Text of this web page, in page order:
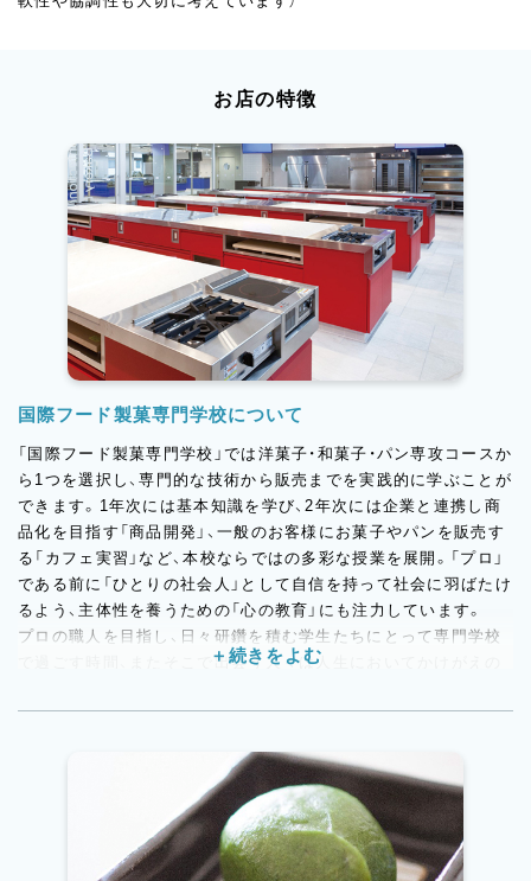
お店の特徴
国際フード製菓専門学校について
「国際フード製菓専門学校」では洋菓子・和菓子・パン専攻コースか
ら1つを選択し、専門的な技術から販売までを実践的に学ぶことが
できます。1年次には基本知識を学び、2年次には企業と連携し商
品化を目指す「商品開発」、一般のお客様にお菓子やパンを販売す
る「カフェ実習」など、本校ならではの多彩な授業を展開。「プロ」
である前に「ひとりの社会人」として自信を持って社会に羽ばたけ
るよう、主体性を養うための「心の教育」にも注力しています。
プロの職人を目指し、日々研鑽を積む学生たちにとって専門学校
で過ごす時間、またそこで出会う人々は人生においてかけがえの
るであろう「講師ポジション」で和菓子コースを専門に実技指導を
している学校自体少ないので、非常に希少なお仕事です。